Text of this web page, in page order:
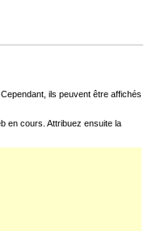
ils peuvent être affichés
en cours. Attribuez ensuite la